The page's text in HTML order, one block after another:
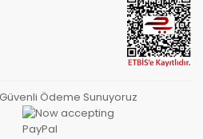
Güvenli Ödeme Sunuyoruz